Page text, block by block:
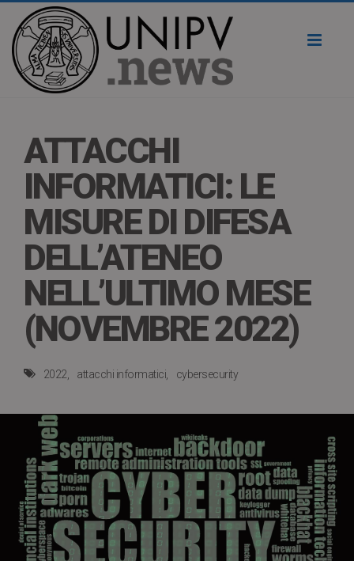
ATTACCHI
INFORMATICI: LE
MISURE DI DIFESA
DELL’ATENEO
NELL’ULTIMO MESE
(NOVEMBRE 2022)
2022 attacchi informatici cybersecurity